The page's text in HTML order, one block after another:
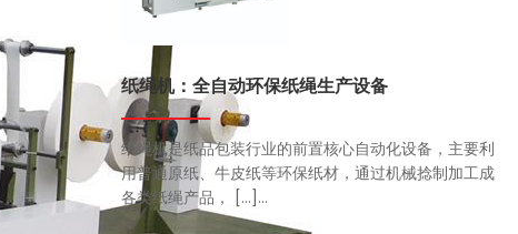
纸绳机：全自动环保纸绳生产设备
纸绳机是纸品包装行业的前置核心自动化设备，主要利
用普通原纸、牛皮纸等环保纸材，通过机械捻制加工成
各类纸绳产品， […]...